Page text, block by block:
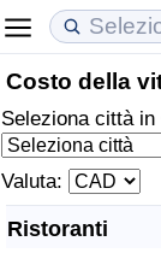
Costo della
Seleziona città in
Valuta:
Ristoranti
Costo della
Indice Del
Prezzi degli
Indice del
Qualità della
Indice della